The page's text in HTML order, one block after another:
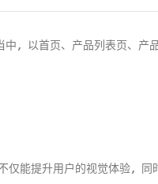
，以首页、产品列表页、
能提升用户的视觉体验，同